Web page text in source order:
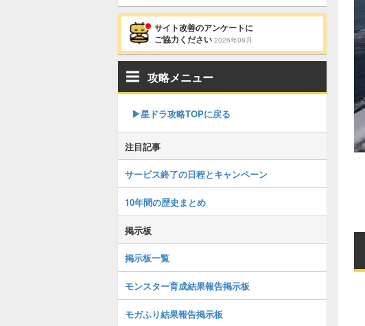
サイト改善のアンケートに
ご協力ください 2026年08月
攻略メニュー
▶︎星ドラ攻略TOPに戻る
注目記事
サービス終了の日程とキャンペーン
10年間の歴史まとめ
掲示板
掲示板一覧
モンスター育成結果報告掲示板
モガふり結果報告掲示板